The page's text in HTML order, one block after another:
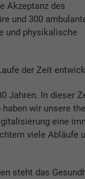
Akzeptanz des
und 300
und physikalische
der Zeit
Jahren. In dieser
wir unsere
eine
viele Abläufe
steht das